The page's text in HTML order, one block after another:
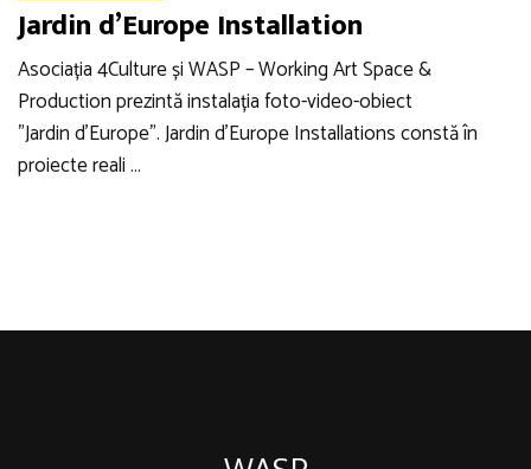
Jardin d’Europe Installation
Asociația 4Culture și WASP – Working Art Space &
Production prezintă instalația foto-video-obiect
”Jardin d’Europe”. Jardin d’Europe Installations constă în
proiecte reali …